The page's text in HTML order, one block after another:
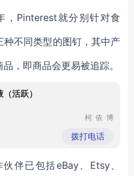
，Pinterest就分别针对食
不同类型的图钉，其中产
，即商品会更易被追踪。
活跃）
柯依博
科技有限
公司
拨打电话
伴已包括eBay、Etsy、